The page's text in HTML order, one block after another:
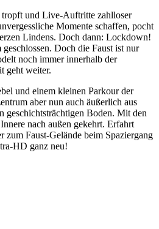
und Live-Auftritte zahlloser
Momente schaffen, pocht
Lindens. Doch dann: Lockdown!
Doch die Faust ist nur
noch immer innerhalb der
geht weiter.
und einem kleinen Parkour der
aber nun auch äußerlich aus
geschichtsträchtigen Boden. Mit den
nach außen gekehrt. Erfahrt
zum Faust-Gelände beim Spaziergang
HD ganz neu!